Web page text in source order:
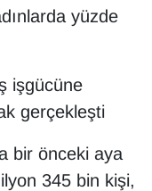
yüzde
işgücüne
gerçekleşti
bir önceki aya
345 bin kişi,